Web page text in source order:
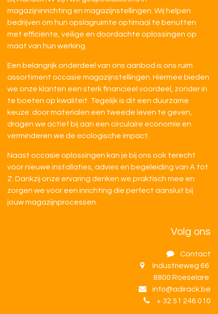
magazijninrichting en magazijnstellingen. Wij helpen
bedrijven om hun opslagruimte optimaal te benutten
met efficiënte, veilige en doordachte oplossingen op
maat van hun werking.
Een belangrijk onderdeel van ons aanbod is ons ruim
assortiment occasie magazijnstellingen. Hiermee bieden
we onze klanten een sterk financieel voordeel, zonder in
te boeten op kwaliteit. Tegelijk is dit een duurzame
keuze: door materialen een tweede leven te geven,
dragen we actief bij aan een circulaire economie en
verminderen we de ecologische impact.
Naast occasie oplossingen kan je bij ons ook terecht
voor nieuwe installaties, advies en begeleiding van A tot
Z. Dankzij onze ervaring denken we praktisch mee en
zorgen we voor een inrichting die perfect aansluit bij
jouw magazijnprocessen.
Volg ons
Contact
Industrieweg 66
8800 Roeselare
info@adirack.be
+ 32 51 246 010